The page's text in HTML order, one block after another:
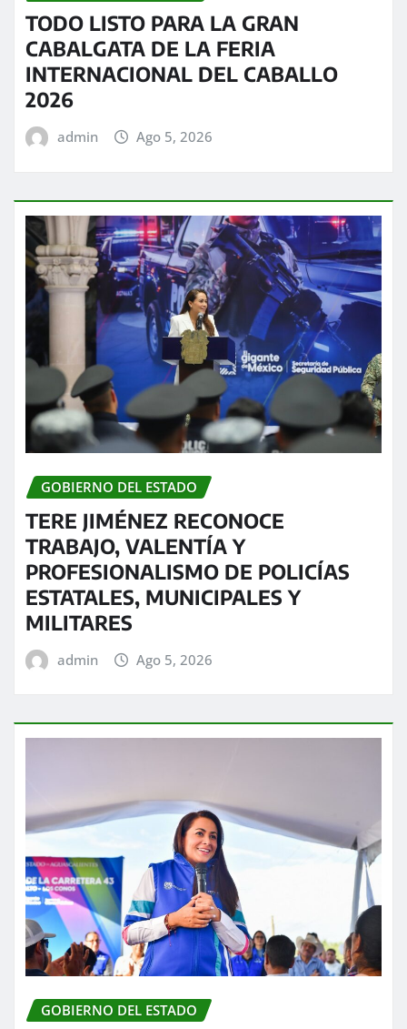
TODO LISTO PARA LA GRAN
CABALGATA DE LA FERIA
INTERNACIONAL DEL CABALLO
2026
admin Ago 5, 2026
GOBIERNO DEL ESTADO
TERE JIMÉNEZ RECONOCE
TRABAJO, VALENTÍA Y
PROFESIONALISMO DE POLICÍAS
ESTATALES, MUNICIPALES Y
MILITARES
admin Ago 5, 2026
GOBIERNO DEL ESTADO